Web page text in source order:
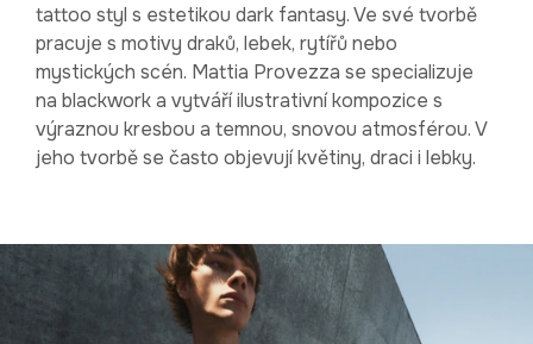
tattoo styl s estetikou dark fantasy. Ve své tvorbě
pracuje s motivy draků, lebek, rytířů nebo
mystických scén. Mattia Provezza se specializuje
na blackwork a vytváří ilustrativní kompozice s
výraznou kresbou a temnou, snovou atmosférou. V
jeho tvorbě se často objevují květiny, draci i lebky.